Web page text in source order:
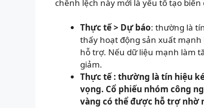
chênh lệch này mới là yếu tố tạo
Thực tế > Dự báo: thường là
thấy hoạt động sản xuất
hỗ trợ. Nếu dữ liệu mạnh làm
giảm.
Thực tế : thường là tín hiệu
vọng. Cổ phiếu nhóm công
vàng có thể được hỗ trợ nhờ